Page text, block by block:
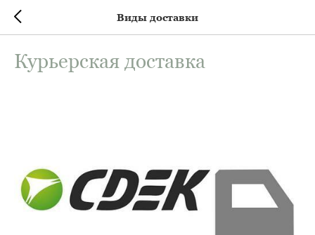
Виды доставки
Курьерская доставка